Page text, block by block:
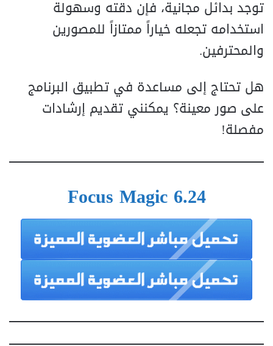
توجد بدائل مجانية، فإن دقته وسهولة
استخدامه تجعله خياراً ممتازاً للمصورين
والمحترفين.
هل تحتاج إلى مساعدة في تطبيق البرنامج
على صور معينة؟ يمكنني تقديم إرشادات
مفصلة!
Focus Magic 6.24